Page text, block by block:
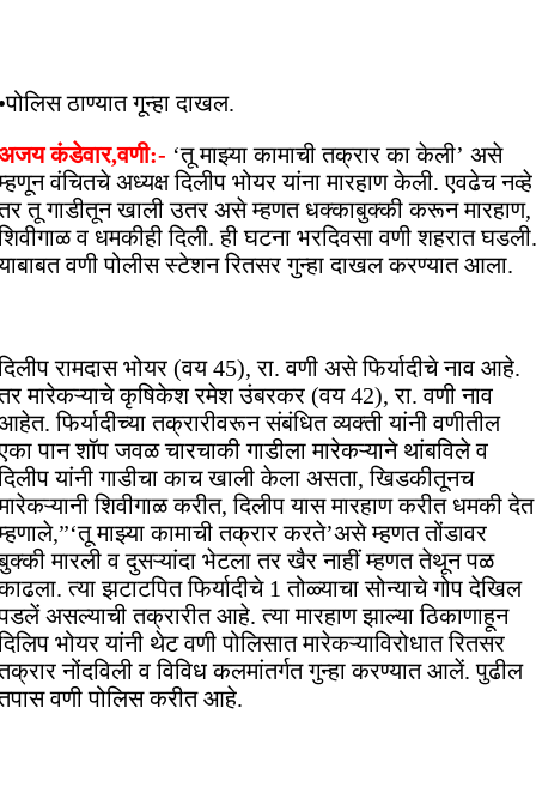
ठाण्यात गून्हा दाखल.
कंडेवार,वणी:- ‘तू माझ्या कामाची तक्रार का केली’ असे
वंचितचे अध्यक्ष दिलीप भोयर यांना मारहाण केली. एवढेच नव्हे
तू गाडीतून खाली उतर असे म्हणत धक्काबुक्की करून मारहाण,
व धमकीही दिली. ही घटना भरदिवसा वणी शहरात घडली.
वणी पोलीस स्टेशन रितसर गुन्हा दाखल करण्यात आला.
रामदास भोयर (वय 45), रा. वणी असे फिर्यादीचे नाव आहे.
मारेकऱ्याचे कृषिकेश रमेश उंबरकर (वय 42), रा. वणी नाव
फिर्यादीच्या तक्रारीवरून संबंधित व्यक्ती यांनी वणीतील
पान शॉप जवळ चारचाकी गाडीला मारेकऱ्याने थांबविले व
यांनी गाडीचा काच खाली केला असता, खिडकीतूनच
शिवीगाळ करीत, दिलीप यास मारहाण करीत धमकी देत
माझ्या कामाची तक्रार करते’असे म्हणत तोंडावर
मारली व दुसऱ्यांदा भेटला तर खैर नाहीं म्हणत तेथून पळ
त्या झटाटपित फिर्यादीचे 1 तोळ्याचा सोन्याचे गोप देखिल
असल्याची तक्रारीत आहे. त्या मारहाण झाल्या ठिकाणाहून
भोयर यांनी थेट वणी पोलिसात मारेकऱ्याविरोधात रितसर
नोंदविली व विविध कलमांतर्गत गुन्हा करण्यात आलें. पुढील
वणी पोलिस करीत आहे.